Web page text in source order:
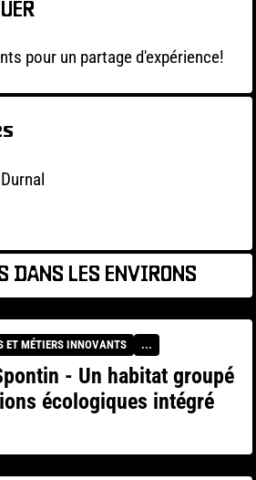
pour un partage d'expérience!
DANS LES ENVIRONS
ET MÉTIERS INNOVANTS ...
- Un habitat groupé
écologiques intégré